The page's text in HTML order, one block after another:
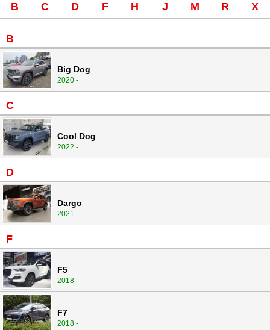
B C D F H J M R X
B
Big Dog
2020 -
C
Cool Dog
2022 -
D
Dargo
2021 -
F
F5
2018 -
F7
2018 -